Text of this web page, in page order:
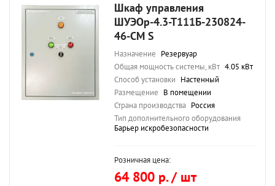
Шкаф управления
ШУЭОр-4.3-Т111Б-230824-
46-СМ S
Назначение Резервуар
Общая мощность системы, кВт 4.05 кВт
Способ установки Настенный
Размещение В помещении
Страна производства Россия
Тип дополнительного оборудования
Барьер искробезопасности
Розничная цена:
64 800 р. / шт